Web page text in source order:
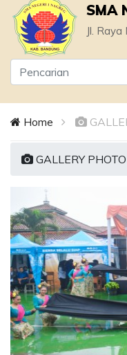
SMA
Jl.
Home
GALLERY PHOTO